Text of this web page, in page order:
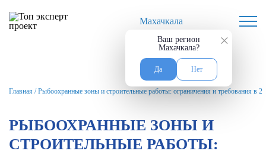
Махачкала
×
Ваш регион
Махачкала?
Да Нет
Главная /Рыбоохранные зоны и строительные работы: ограничения и требования в
РЫБООХРАННЫЕ ЗОНЫ И
СТРОИТЕЛЬНЫЕ РАБОТЫ: